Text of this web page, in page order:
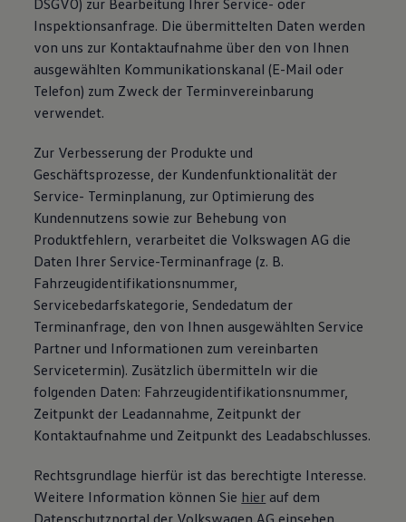
DSGVO) zur Bearbeitung Ihrer Service- oder
Inspektionsanfrage. Die übermittelten Daten werden
von uns zur Kontaktaufnahme über den von Ihnen
ausgewählten Kommunikationskanal (E-Mail oder
Telefon) zum Zweck der Terminvereinbarung
verwendet.
Zur Verbesserung der Produkte und
Geschäftsprozesse, der Kundenfunktionalität der
Service- Terminplanung, zur Optimierung des
Kundennutzens sowie zur Behebung von
Produktfehlern, verarbeitet die Volkswagen AG die
Daten Ihrer Service-Terminanfrage (z. B.
Fahrzeugidentifikationsnummer,
Servicebedarfskategorie, Sendedatum der
Terminanfrage, den von Ihnen ausgewählten Service
Partner und Informationen zum vereinbarten
Servicetermin). Zusätzlich übermitteln wir die
folgenden Daten: Fahrzeugidentifikationsnummer,
Zeitpunkt der Leadannahme, Zeitpunkt der
Kontaktaufnahme und Zeitpunkt des Leadabschlusses.
Rechtsgrundlage hierfür ist das berechtigte Interesse.
Weitere Information können Sie hier auf dem
Datenschutzportal der Volkswagen AG einsehen.